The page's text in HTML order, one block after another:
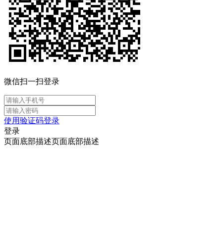
微信扫一扫登录
使用验证码登录
登录
页面底部描述页面底部描述